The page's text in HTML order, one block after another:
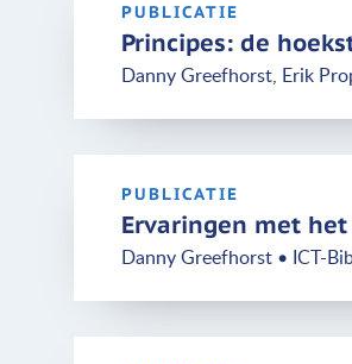
PUBLICATIE
Principes: de
Danny Greefhorst, Erik
PUBLICATIE
Ervaringen met
Danny Greefhorst • ICT-